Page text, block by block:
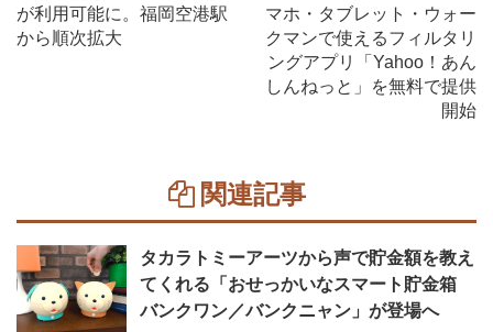
が利用可能に。福岡空港駅
から順次拡大
マホ・タブレット・ウォー
クマンで使えるフィルタリ
ングアプリ「Yahoo！あん
しんねっと」を無料で提供
開始
関連記事
タカラトミーアーツから声で貯金額を教え
てくれる「おせっかいなスマート貯金箱
バンクワン／バンクニャン」が登場へ